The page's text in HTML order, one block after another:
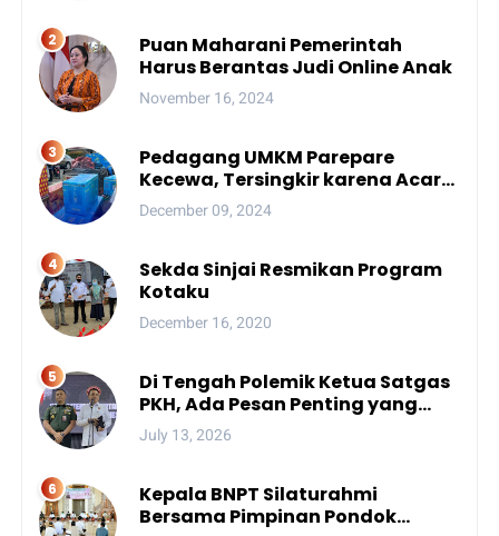
Puan Maharani Pemerintah
Harus Berantas Judi Online Anak
November 16, 2024
Pedagang UMKM Parepare
Kecewa, Tersingkir karena Acara
Besar
December 09, 2024
Sekda Sinjai Resmikan Program
Kotaku
December 16, 2020
Di Tengah Polemik Ketua Satgas
PKH, Ada Pesan Penting yang
Ditegaskan ke Publik
July 13, 2026
Kepala BNPT Silaturahmi
Bersama Pimpinan Pondok